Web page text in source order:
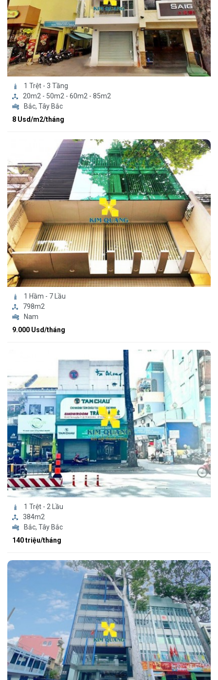
1 Trệt - 3 Tầng
20m2 - 50m2 - 60m2 - 85m2
Bắc, Tây Bắc
8 Usd/m2/tháng
1 Hầm - 7 Lầu
798m2
Nam
9.000 Usd/tháng
1 Trệt - 2 Lầu
384m2
Bắc, Tây Bắc
140 triệu/tháng